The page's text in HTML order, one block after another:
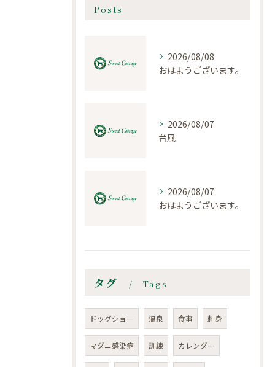
Posts
2026/08/08
おはようございます。
2026/08/07
台風
2026/08/07
おはようございます。
タグ Tags
ドッグショー 温泉 食事 刺身
マダニ感染症 訓練 カレンダー